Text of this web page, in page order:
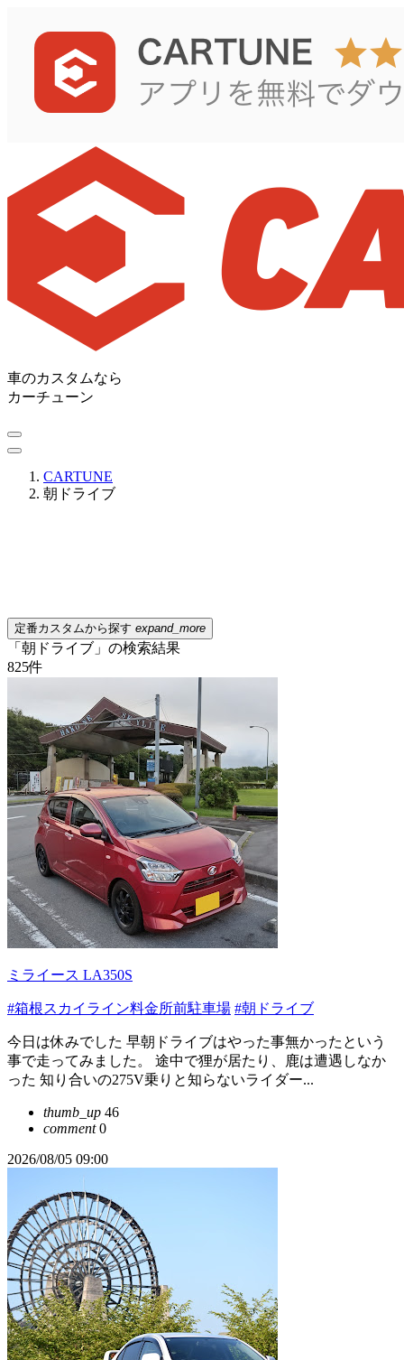
車のカスタムなら
カーチューン
CARTUNE
朝ドライブ
定番カスタムから探す expand_more
「朝ドライブ」の検索結果
825件
ミライース LA350S
#箱根スカイライン料金所前駐車場 #朝ドライブ
今日は休みでした 早朝ドライブはやった事無かったという
事で走ってみました。 途中で狸が居たり、鹿は遭遇しなか
った 知り合いの275V乗りと知らないライダー...
thumb_up 46
comment0
2026/08/05 09:00